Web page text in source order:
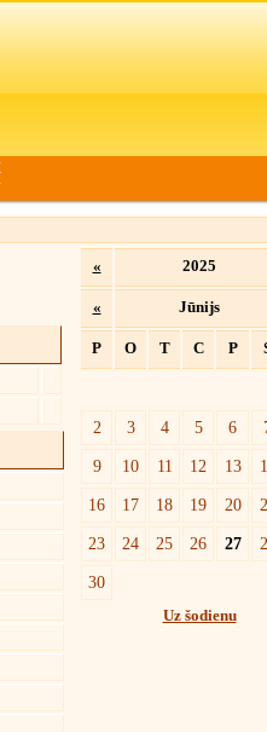
« 2025
« Jūnijs
P O T C P
2
3 4 5 6
9
10 11 12 13
16
17 18 19 20
23
24 25 26 27
30
Uz šodienu